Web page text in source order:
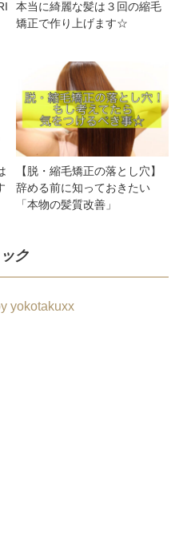
本当に綺麗な髪は３回の縮毛
矯正で作り上げます☆
【脱・縮毛矯正の落とし穴】
辞める前に知っておきたい
「本物の髪質改善」
ク
yokotakuxx